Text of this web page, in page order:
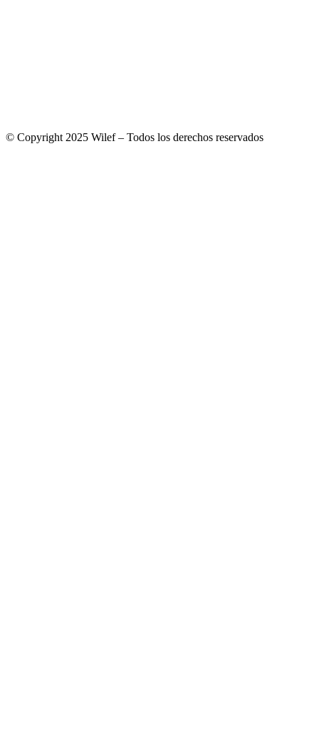
© Copyright 2025 Wilef – Todos los derechos reservados